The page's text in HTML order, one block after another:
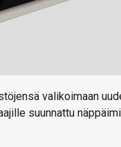
valikoimaan
suunnattu